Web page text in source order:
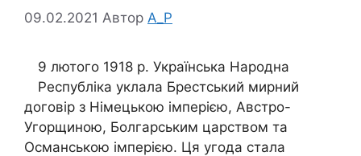
09.02.2021 Автор A_P
9 лютого 1918 р. Українська Народна
Республіка уклала Брестський мирний
договір з Німецькою імперією, Австро-
Угорщиною, Болгарським царством та
Османською імперією. Ця угода стала